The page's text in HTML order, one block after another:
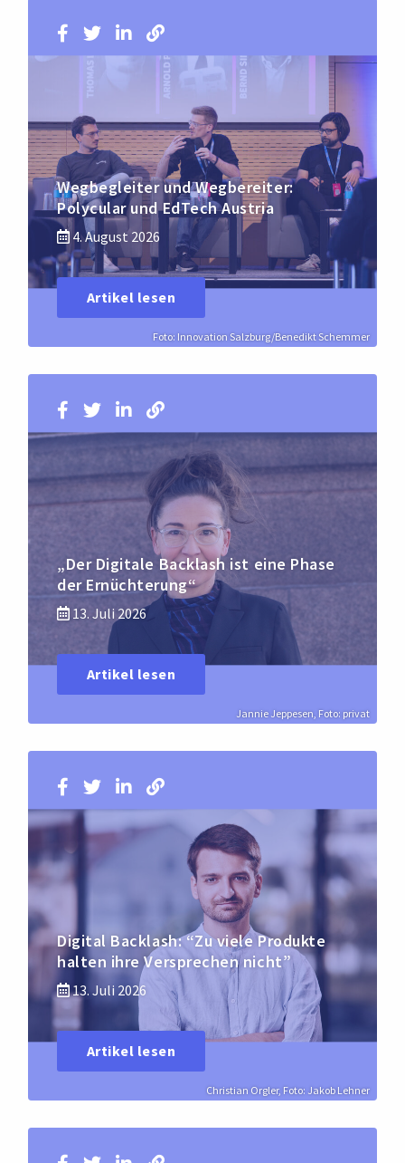
Foto: Innovation Salzburg/Benedikt Schemmer
Wegbegleiter und Wegbereiter:
Polycular und EdTech Austria
4. August 2026
Artikel lesen
Jannie Jeppesen, Foto: privat
„Der Digitale Backlash ist eine Phase
der Ernüchterung“
13. Juli 2026
Artikel lesen
Christian Orgler, Foto: Jakob Lehner
Digital Backlash: “Zu viele Produkte
halten ihre Versprechen nicht”
13. Juli 2026
Artikel lesen